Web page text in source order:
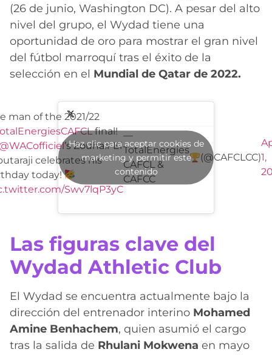
(26 de junio, Washington DC). A pesar del alto
nivel del grupo, el Wydad tiene una
oportunidad de oro para mostrar el gran nivel
del fútbol marroquí tras el éxito de la
selección en el Mundial de Qatar de 2022.
man of the 2021/22
final!
’s Zouhair El
celebrates his
today!
Swv7lqP3yC
—
TotalEnergies
CAFCL &
CAFCC
(@CAFCLCC)1,
Haz clic para aceptar cookies de
marketing y permitir este
contenido
Las figuras clave del
Wydad Athletic Club
El Wydad se encuentra actualmente bajo la
dirección del entrenador interino Mohamed
Amine Benhachem, quien asumió el cargo
tras la salida de Rhulani Mokwena en mayo